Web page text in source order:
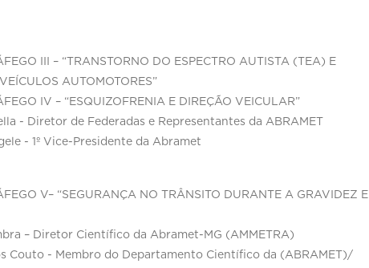
III – “TRANSTORNO DO ESPECTRO AUTISTA (TEA) E
AUTOMOTORES”
IV – “ESQUIZOFRENIA E DIREÇÃO VEICULAR”
- Diretor de Federadas e Representantes da ABRAMET
- 1º Vice-Presidente da Abramet
V– “SEGURANÇA NO TRÂNSITO DURANTE A GRAVIDEZ E
– Diretor Científico da Abramet-MG (AMMETRA)
Couto - Membro do Departamento Científico da (ABRAMET)/